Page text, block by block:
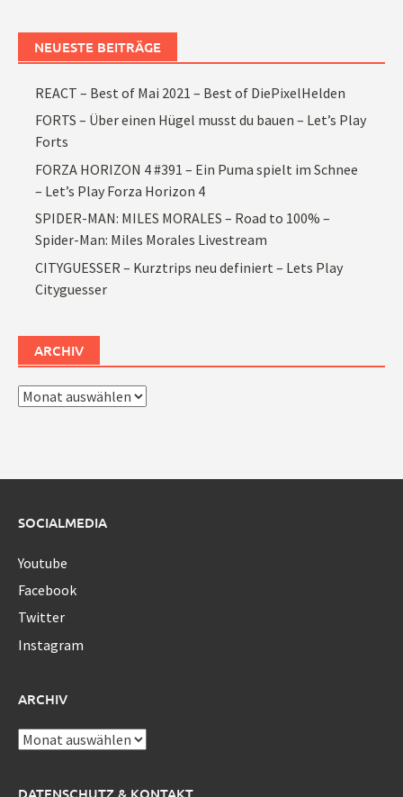
NEUESTE BEITRÄGE
REACT – Best of Mai 2021 – Best of DiePixelHelden
FORTS – Über einen Hügel musst du bauen – Let’s Play
Forts
FORZA HORIZON 4 #391 – Ein Puma spielt im Schnee
– Let’s Play Forza Horizon 4
SPIDER-MAN: MILES MORALES – Road to 100% –
Spider-Man: Miles Morales Livestream
CITYGUESSER – Kurztrips neu definiert – Lets Play
Cityguesser
ARCHIV
Archiv
SOCIALMEDIA
Youtube
Facebook
Twitter
Instagram
ARCHIV
Archiv
DATENSCHUTZ & KONTAKT